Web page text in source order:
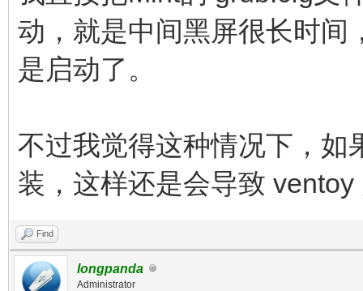
动，就是中间黑屏很长时间
是启动了。
不过我觉得这种情况下，如
装，这样还是会导致
Find
longpanda
Administrator